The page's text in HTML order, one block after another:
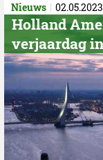
Nieuws 02.05.2023
Holland
verjaardag